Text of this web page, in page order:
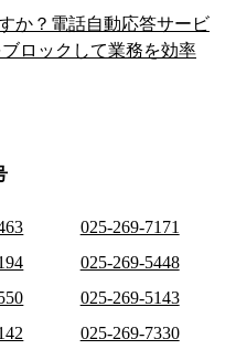
か？電話自動応答サービ
ロックして業務を効率
025-269-7171
025-269-5448
025-269-5143
025-269-7330